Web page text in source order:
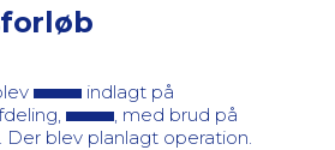
indlagt på
, med brud på
Der blev planlagt operation.